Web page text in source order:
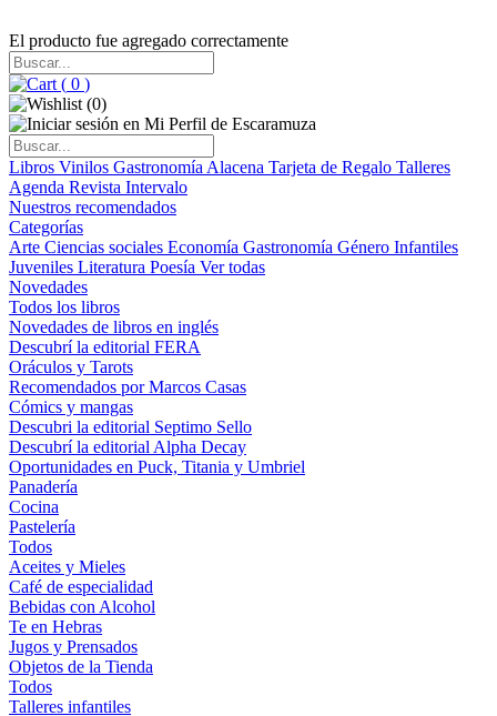
El producto fue agregado correctamente
( 0 )
(0)
Libros Vinilos Gastronomía Alacena Tarjeta de Regalo Talleres
Agenda Revista Intervalo
Nuestros recomendados
Categorías
Arte Ciencias sociales Economía Gastronomía Género Infantiles
Juveniles Literatura Poesía Ver todas
Novedades
Todos los libros
Novedades de libros en inglés
Descubrí la editorial FERA
Oráculos y Tarots
Recomendados por Marcos Casas
Cómics y mangas
Descubri la editorial Septimo Sello
Descubrí la editorial Alpha Decay
Oportunidades en Puck, Titania y Umbriel
Panadería
Cocina
Pastelería
Todos
Aceites y Mieles
Café de especialidad
Bebidas con Alcohol
Te en Hebras
Jugos y Prensados
Objetos de la Tienda
Todos
Talleres infantiles